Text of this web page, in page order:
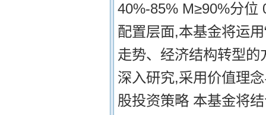
40%-85% M≥90%分位
配置层面,本基金将运
走势、经济结构转型
深入研究,采用价值理
股投资策略 本基金将